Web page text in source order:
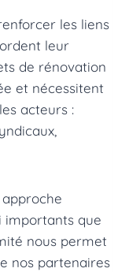
les liens
leur
de rénovation
et nécessitent
acteurs :
importants que
nous permet
nos partenaires